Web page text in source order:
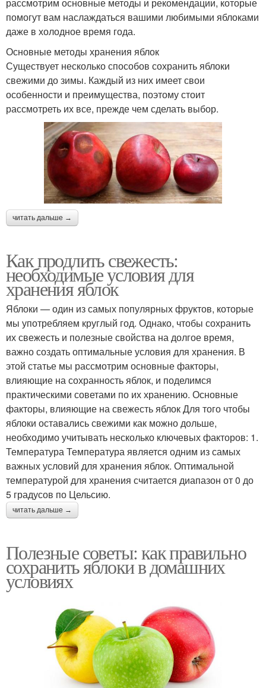
рассмотрим основные методы и рекомендации, которые
помогут вам наслаждаться вашими любимыми яблоками
даже в холодное время года.
Основные методы хранения яблок
Существует несколько способов сохранить яблоки
свежими до зимы. Каждый из них имеет свои
особенности и преимущества, поэтому стоит
рассмотреть их все, прежде чем сделать выбор.
читать дальше →
Как продлить свежесть:
необходимые условия для
хранения яблок
Яблоки — один из самых популярных фруктов, которые
мы употребляем круглый год. Однако, чтобы сохранить
их свежесть и полезные свойства на долгое время,
важно создать оптимальные условия для хранения. В
этой статье мы рассмотрим основные факторы,
влияющие на сохранность яблок, и поделимся
практическими советами по их хранению. Основные
факторы, влияющие на свежесть яблок Для того чтобы
яблоки оставались свежими как можно дольше,
необходимо учитывать несколько ключевых факторов: 1.
Температура Температура является одним из самых
важных условий для хранения яблок. Оптимальной
температурой для хранения считается диапазон от 0 до
5 градусов по Цельсию.
читать дальше →
Полезные советы: как правильно
сохранить яблоки в домашних
условиях